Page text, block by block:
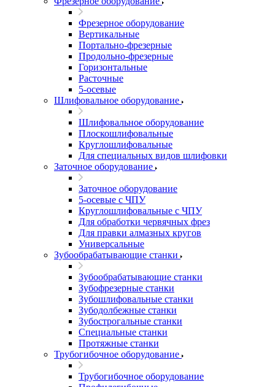
Фрезерное оборудование
Вертикальные
Портально-фрезерные
Продольно-фрезерные
Горизонтальные
Расточные
5-осевые
Шлифовальное оборудование
Шлифовальное оборудование
Плоскошлифовальные
Круглошлифовальные
Для специальных видов шлифовки
Заточное оборудование
Заточное оборудование
5-осевые с ЧПУ
Круглошлифовальные с ЧПУ
Для обработки червячных фрез
Для правки алмазных кругов
Универсальные
Зубообрабатывающие станки
Зубообрабатывающие станки
Зубофрезерные станки
Зубошлифовальные станки
Зубодолбежные станки
Зубострогальные станки
Специальные станки
Протяжные станки
Трубогибочное оборудование
Трубогибочное оборудование